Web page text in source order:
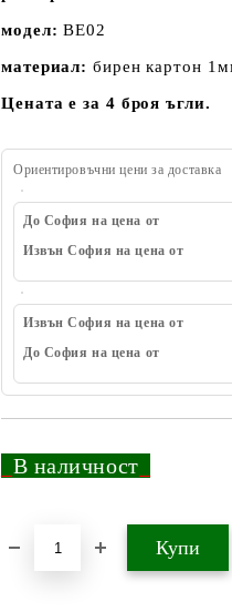
модел: BE02
материал: бирен картон
Цената е за 4 броя ъгли.
Ориентировъчни цени за доставка
До София на цена от
Извън София на цена от
Извън София на цена от
До София на цена от
В наличност